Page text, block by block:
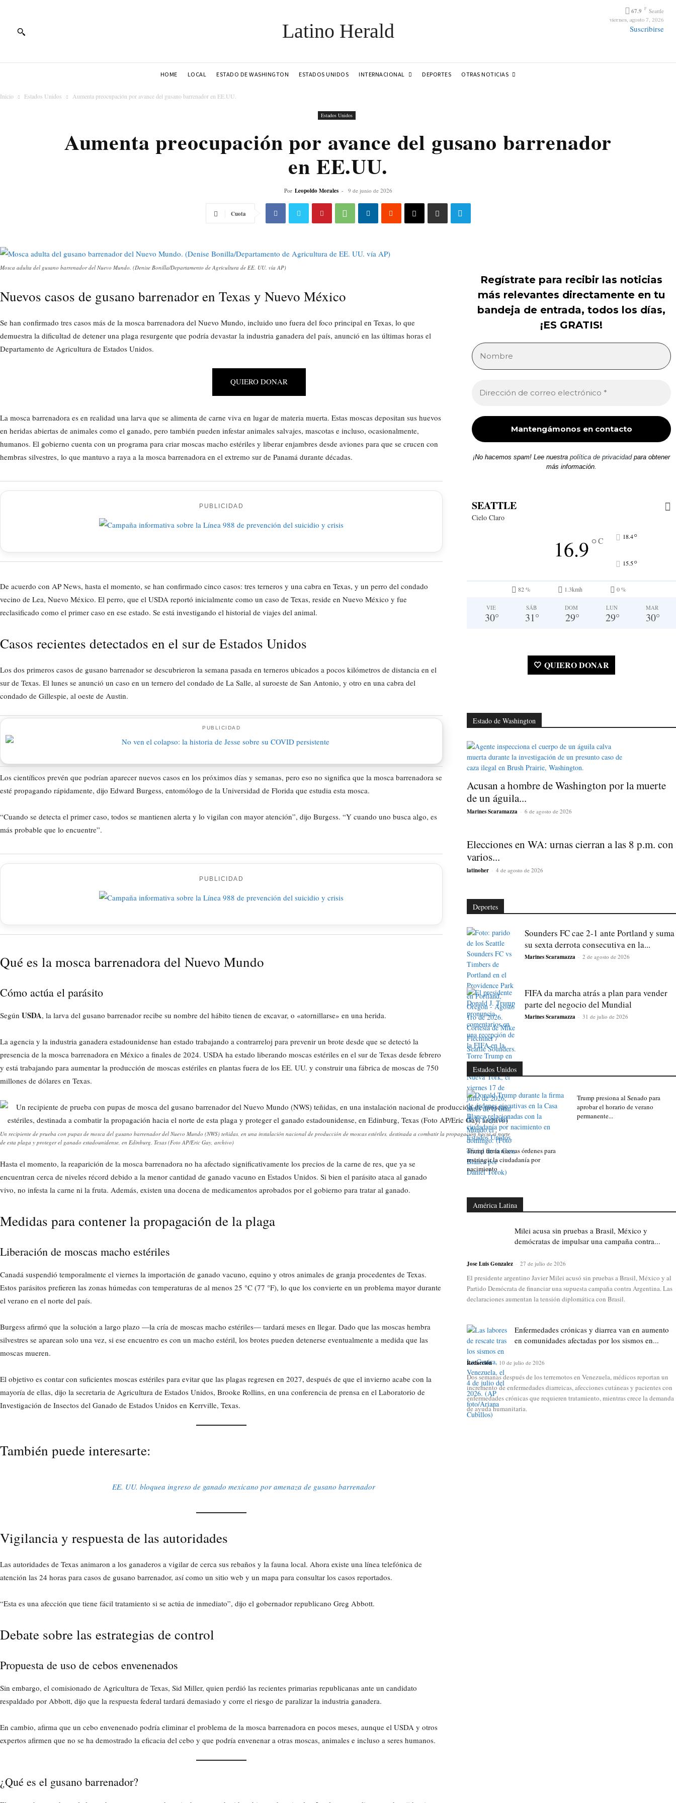
Latino Herald
67.9 F Seattle
viernes, agosto 7, 2026
Suscribirse
HOME LOCAL ESTADO DE WASHINGTON ESTADOS UNIDOS INTERNACIONAL DEPORTES OTRAS NOTICIAS
Inicio Estados Unidos Aumenta preocupación por avance del gusano barrenador en EE.UU.
Estados Unidos
Aumenta preocupación por avance del gusano barrenador
en EE.UU.
Por Leopoldo Morales - 9 de junio de 2026
Cuota
Mosca adulta del gusano barrenador del Nuevo Mundo. (Denise Bonilla/Departamento de Agricultura de EE. UU. vía AP)
Nuevos casos de gusano barrenador en Texas y Nuevo México
Se han confirmado tres casos más de la mosca barrenadora del Nuevo Mundo, incluido uno fuera del foco principal en Texas, lo que
demuestra la dificultad de detener una plaga resurgente que podría devastar la industria ganadera del país, anunció en las últimas horas el
Departamento de Agricultura de Estados Unidos.
QUIERO DONAR
La mosca barrenadora es en realidad una larva que se alimenta de carne viva en lugar de materia muerta. Estas moscas depositan sus huevos
en heridas abiertas de animales como el ganado, pero también pueden infestar animales salvajes, mascotas e incluso, ocasionalmente,
humanos. El gobierno cuenta con un programa para criar moscas macho estériles y liberar enjambres desde aviones para que se crucen con
hembras silvestres, lo que mantuvo a raya a la mosca barrenadora en el extremo sur de Panamá durante décadas.
PUBLICIDAD
De acuerdo con AP News, hasta el momento, se han confirmado cinco casos: tres terneros y una cabra en Texas, y un perro del condado
vecino de Lea, Nuevo México. El perro, que el USDA reportó inicialmente como un caso de Texas, reside en Nuevo México y fue
reclasificado como el primer caso en ese estado. Se está investigando el historial de viajes del animal.
Casos recientes detectados en el sur de Estados Unidos
Los dos primeros casos de gusano barrenador se descubrieron la semana pasada en terneros ubicados a pocos kilómetros de distancia en el
sur de Texas. El lunes se anunció un caso en un ternero del condado de La Salle, al suroeste de San Antonio, y otro en una cabra del
condado de Gillespie, al oeste de Austin.
PUBLICIDAD
Los científicos prevén que podrían aparecer nuevos casos en los próximos días y semanas, pero eso no significa que la mosca barrenadora se
esté propagando rápidamente, dijo Edward Burgess, entomólogo de la Universidad de Florida que estudia esta mosca.
“Cuando se detecta el primer caso, todos se mantienen alerta y lo vigilan con mayor atención”, dijo Burgess. “Y cuando uno busca algo, es
más probable que lo encuentre”.
PUBLICIDAD
Qué es la mosca barrenadora del Nuevo Mundo
Cómo actúa el parásito
Según USDA, la larva del gusano barrenador recibe su nombre del hábito tienen de excavar, o «atornillarse» en una herida.
La agencia y la industria ganadera estadounidense han estado trabajando a contrarreloj para prevenir un brote desde que se detectó la
presencia de la mosca barrenadora en México a finales de 2024. USDA ha estado liberando moscas estériles en el sur de Texas desde febrero
y está trabajando para aumentar la producción de moscas estériles en plantas fuera de los EE. UU. y construir una fábrica de moscas de 750
millones de dólares en Texas.
Un recipiente de prueba con pupas de mosca del gusano barrenador del Nuevo Mundo (NWS) teñidas, en una instalación nacional de producción de moscas estériles, destinada a combatir la propagación hacia el norte
de esta plaga y proteger el ganado estadounidense, en Edinburg, Texas (Foto AP/Eric Gay, archivo)
Hasta el momento, la reaparición de la mosca barrenadora no ha afectado significativamente los precios de la carne de res, que ya se
encuentran cerca de niveles récord debido a la menor cantidad de ganado vacuno en Estados Unidos. Si bien el parásito ataca al ganado
vivo, no infesta la carne ni la fruta. Además, existen una docena de medicamentos aprobados por el gobierno para tratar al ganado.
Medidas para contener la propagación de la plaga
Liberación de moscas macho estériles
Canadá suspendió temporalmente el viernes la importación de ganado vacuno, equino y otros animales de granja procedentes de Texas.
Estos parásitos prefieren las zonas húmedas con temperaturas de al menos 25 °C (77 °F), lo que los convierte en un problema mayor durante
el verano en el norte del país.
Burgess afirmó que la solución a largo plazo —la cría de moscas macho estériles— tardará meses en llegar. Dado que las moscas hembra
silvestres se aparean solo una vez, si ese encuentro es con un macho estéril, los brotes pueden detenerse eventualmente a medida que las
moscas mueren.
El objetivo es contar con suficientes moscas estériles para evitar que las plagas regresen en 2027, después de que el invierno acabe con la
mayoría de ellas, dijo la secretaria de Agricultura de Estados Unidos, Brooke Rollins, en una conferencia de prensa en el Laboratorio de
Investigación de Insectos del Ganado de Estados Unidos en Kerrville, Texas.
También puede interesarte:
EE. UU. bloquea ingreso de ganado mexicano por amenaza de gusano barrenador
Vigilancia y respuesta de las autoridades
Las autoridades de Texas animaron a los ganaderos a vigilar de cerca sus rebaños y la fauna local. Ahora existe una línea telefónica de
atención las 24 horas para casos de gusano barrenador, así como un sitio web y un mapa para consultar los casos reportados.
“Esta es una afección que tiene fácil tratamiento si se actúa de inmediato”, dijo el gobernador republicano Greg Abbott.
Debate sobre las estrategias de control
Propuesta de uso de cebos envenenados
Sin embargo, el comisionado de Agricultura de Texas, Sid Miller, quien perdió las recientes primarias republicanas ante un candidato
respaldado por Abbott, dijo que la respuesta federal tardará demasiado y corre el riesgo de paralizar la industria ganadera.
En cambio, afirma que un cebo envenenado podría eliminar el problema de la mosca barrenadora en pocos meses, aunque el USDA y otros
expertos afirmen que no se ha demostrado la eficacia del cebo y que podría envenenar a otras moscas, animales e incluso a seres humanos.
¿Qué es el gusano barrenador?
Regístrate para recibir las noticias
más relevantes directamente en tu
bandeja de entrada, todos los días,
¡ES GRATIS!
¡No hacemos spam! Lee nuestra política de privacidadpara obtener
más información.
SEATTLE
Cielo Claro
16.9°C 18.4°
15.5°
82 % 1.3kmh 0 %
VIE
30°
SÁB
31°
DOM
29°
LUN
29°
MAR
30°
🤍 QUIERO DONAR
Estado de Washington
Acusan a hombre de Washington por la muerte
de un águila...
Marines Scaramazza - 6 de agosto de 2026
Elecciones en WA: urnas cierran a las 8 p.m. con
varios...
latinoher - 4 de agosto de 2026
Deportes
Sounders FC cae 2-1 ante Portland y suma
su sexta derrota consecutiva en la...
Marines Scaramazza - 2 de agosto de 2026
FIFA da marcha atrás a plan para vender
parte del negocio del Mundial
Marines Scaramazza - 31 de julio de 2026
Estados Unidos
Trump firma nuevas órdenes para
restringir la ciudadanía por
nacimiento
Trump presiona al Senado para
aprobar el horario de verano
permanente...
América Latina
Milei acusa sin pruebas a Brasil, México y
demócratas de impulsar una campaña contra...
Jose Luis Gonzalez - 27 de julio de 2026
El presidente argentino Javier Milei acusó sin pruebas a Brasil, México y al
Partido Demócrata de financiar una supuesta campaña contra Argentina. Las
declaraciones aumentan la tensión diplomática con Brasil.
Enfermedades crónicas y diarrea van en aumento
en comunidades afectadas por los sismos en...
Redacción - 10 de julio de 2026
Dos semanas después de los terremotos en Venezuela, médicos reportan un
incremento de enfermedades diarreicas, afecciones cutáneas y pacientes con
enfermedades crónicas que requieren tratamiento, mientras crece la demanda
de ayuda humanitaria.